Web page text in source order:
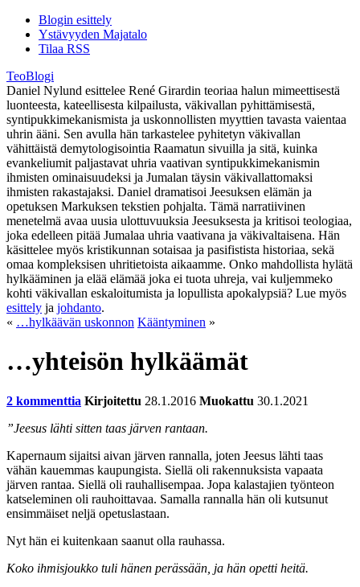
Blogin esittely
Ystävyyden Majatalo
Tilaa RSS
TeoBlogi
Daniel Nylund esittelee René Girardin teoriaa halun mimeettisestä
luonteesta, kateellisesta kilpailusta, väkivallan pyhittämisestä,
syntipukkimekanismista ja uskonnollisten myyttien tavasta vaientaa
uhrin ääni. Sen avulla hän tarkastelee pyhitetyn väkivallan
vähittäistä demytologisointia Raamatun sivuilla ja sitä, kuinka
evankeliumit paljastavat uhria vaativan syntipukkimekanismin
ihmisten ominaisuudeksi ja Jumalan täysin väkivallattomaksi
ihmisten rakastajaksi. Daniel dramatisoi Jeesuksen elämän ja
opetuksen Markuksen tekstien pohjalta. Tämä narratiivinen
menetelmä avaa uusia ulottuvuuksia Jeesuksesta ja kritisoi teologiaa,
joka edelleen pitää Jumalaa uhria vaativana ja väkivaltaisena. Hän
käsittelee myös kristikunnan sotaisaa ja pasifistista historiaa, sekä
omaa kompleksisen uhritietoista aikaamme. Onko mahdollista hylätä
hylkääminen ja elää elämää joka ei tuota uhreja, vai kuljemmeko
kohti väkivallan eskaloitumista ja lopullista apokalypsiä? Lue myös
esittely ja johdanto.
« …hylkäävän uskonnon Kääntyminen »
…yhteisön hylkäämät
2 kommenttia Kirjoitettu 28.1.2016 Muokattu 30.1.2021
”Jeesus lähti sitten taas järven rantaan.
Kapernaum sijaitsi aivan järven rannalla, joten Jeesus lähti taas
vähän kauemmas kaupungista. Siellä oli rakennuksista vapaata
järven rantaa. Siellä oli rauhallisempaa. Jopa kalastajien työnteon
katseleminen oli rauhoittavaa. Samalla rannalla hän oli kutsunut
ensimmäiset neljä opetuslastaan.
Nyt hän ei kuitenkaan saanut olla rauhassa.
Koko ihmisjoukko tuli hänen perässään, ja hän opetti heitä.